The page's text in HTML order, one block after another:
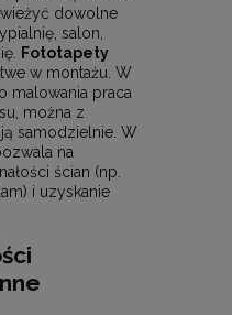
dowolne
salon,
Fototapety
w montażu. W
malowania praca
można z
samodzielnie. W
na
ścian (np.
i uzyskanie